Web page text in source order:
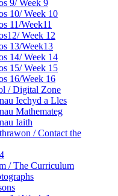
9/ Week 9
10/ Week 10
11/Week11
Week 12
13/Week13
14/ Week 14
15/ Week 15
16/Week 16
/ Digital Zone
Iechyd a Lles
Mathemateg
Iaith
/ Contact the
/ The Curriculum